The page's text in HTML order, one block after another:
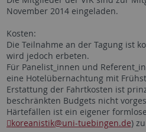
November 2014 eingeladen.
Kosten:
Die Teilnahme an der Tagung ist
wird jedoch erbeten.
Für Panelist_innen und
eine Hotelübernachtung mit
Erstattung der Fahrtkosten ist
beschränkten Budgets nicht
Härtefällen ist ein eigener
koreanistik@uni-tuebingen.de)